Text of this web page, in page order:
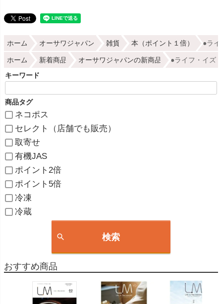
ホーム オーサワジャパン 雑貨 本（ポイント１倍） ●ラ
ホーム 新着商品 オーサワジャパンの新商品 ●ライフ・イズ
キーワード
商品タグ
ネコポス
セレクト（店舗でも販売）
取寄せ
有機JAS
ポイント2倍
ポイント5倍
冷凍
冷蔵
検索
おすすめ商品